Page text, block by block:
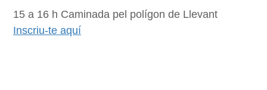
15 a 16 h Caminada pel polígon de Llevant
Inscriu-te aquí